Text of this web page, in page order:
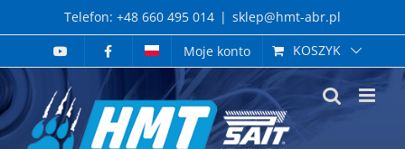
to
Telefon: +48 660 495 014 | sklep@hmt-abr.pl
Moje konto
KOSZYK